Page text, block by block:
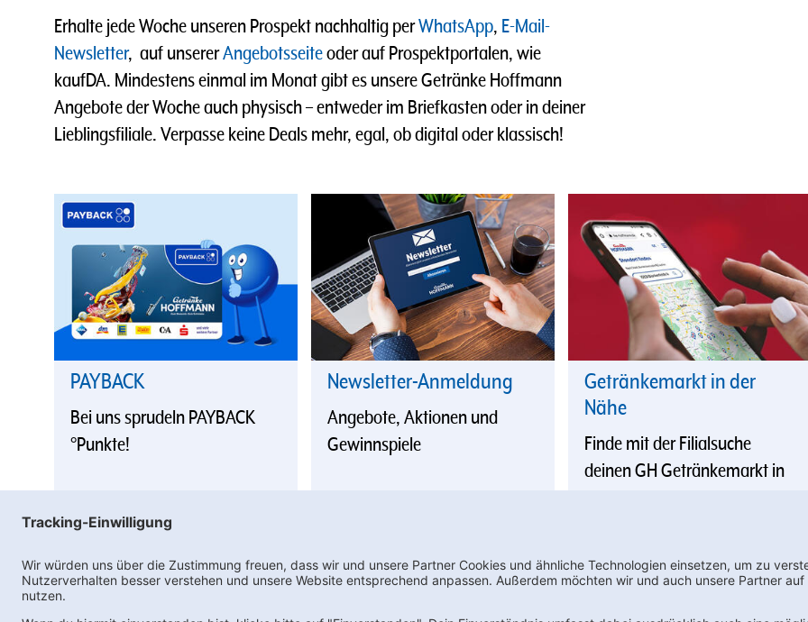
Erhalte jede Woche unseren Prospekt nachhaltig perWhatsApp, E-Mail-
Newsletter, auf unsererAngebotsseiteoder auf Prospektportalen, wie
kaufDA. Mindestens einmal im Monat gibt es unsere Getränke Hoffmann
Angebote der Woche auch physisch – entweder im Briefkasten oder in deiner
Lieblingsfiliale. Verpasse keine Deals mehr, egal, ob digital oder klassisch!
PAYBACK
Bei uns sprudeln PAYBACK
°Punkte!
Newsletter-Anmeldung
Angebote, Aktionen und
Gewinnspiele
Getränkemarkt in der
Nähe
Finde mit der Filialsuche
deinen GH Getränkemarkt in
Newsletter bestellen